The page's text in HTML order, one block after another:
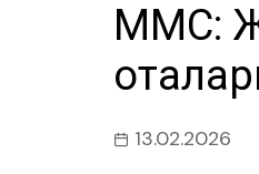
Үкімет
Облыс
МӘМС:
13.02.2026